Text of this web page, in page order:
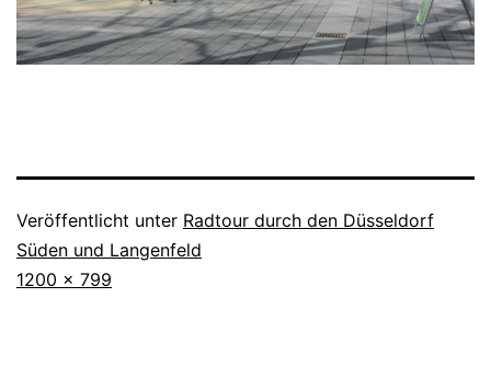
Veröffentlicht unter Radtour durch den Düsseldorf
Süden und Langenfeld
Originalgröße
1200 × 799